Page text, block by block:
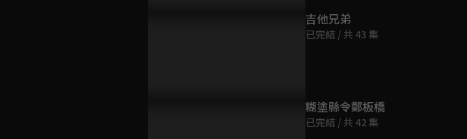
吉他兄弟
已完結 / 共 43 集
糊塗縣令鄭板橋
已完結 / 共 42 集